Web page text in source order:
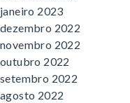
janeiro 2023
dezembro 2022
novembro 2022
outubro 2022
setembro 2022
agosto 2022